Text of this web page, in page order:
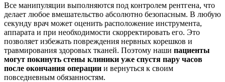
Все манипуляции выполняются под контролем рентгена, что
делает любое вмешательство абсолютно безопасным. В любую
секунду врач может оценить расположение инструмента,
аппарата и при необходимости скорректировать его. Это
позволяет избежать повреждения нервных корешков и
травмирования здоровых тканей. Поэтому наши пациенты
могут покинуть стены клиники уже спустя пару часов
после окончания операции и вернуться к своим
повседневным обязанностям.